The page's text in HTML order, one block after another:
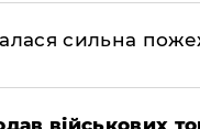
сильна
військових